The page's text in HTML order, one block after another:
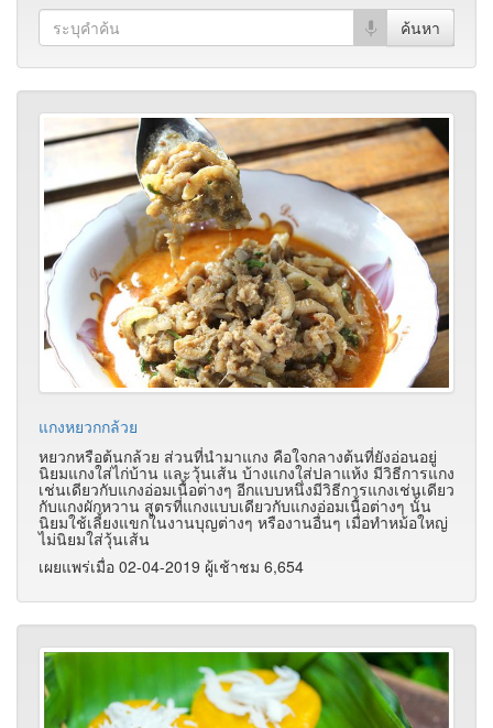
แกงหยวกกล้วย
หยวกหรือต้นกล้วย ส่วนที่นำมาแกง คือใจกลางต้นที่ยังอ่อนอยู่
นิยมแกงใส่ไก่บ้าน และวุ้นเส้น บ้างแกงใส่ปลาแห้ง มีวิธีการแกง
เช่นเดียวกับแกงอ่อมเนื้อต่างๆ อีกแบบหนึ่งมีวิธีการแกงเช่นเดียว
กับแกงผักหวาน สูตรที่แกงแบบเดียวกับแกงอ่อมเนื้อต่างๆ นั้น
นิยมใช้เลี้ยงแขกในงานบุญต่างๆ หรืองานอื่นๆ เมื่อทำหม้อใหญ่
ไม่นิยมใส่วุ้นเส้น
เผยแพร่เมื่อ 02-04-2019 ผู้เช้าชม 6,654